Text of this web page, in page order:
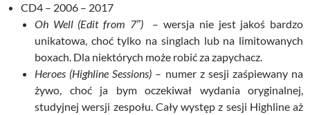
CD4 – 2006 – 2017
Oh Well (Edit from 7″) – wersja nie jest jakoś bardzo
unikatowa, choć tylko na singlach lub na limitowanych
boxach. Dla niektórych może robić za zapychacz.
Heroes (Highline Sessions) – numer z sesji zaśpiewany na
żywo, choć ja bym oczekiwał wydania oryginalnej,
studyjnej wersji zespołu. Cały występ z sesji Highline aż